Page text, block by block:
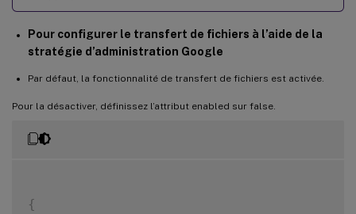
Pour configurer le transfert de fichiers à l’aide de la
stratégie d’administration Google
Par défaut, la fonctionnalité de transfert de fichiers est activée.
Pour la désactiver, définissez l’attribut enabled sur false.
{